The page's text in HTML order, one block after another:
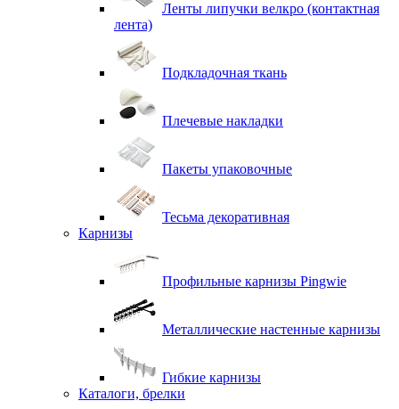
Ленты липучки велкро (контактная
лента)
Подкладочная ткань
Плечевые накладки
Пакеты упаковочные
Тесьма декоративная
Карнизы
Профильные карнизы Pingwie
Металлические настенные карнизы
Гибкие карнизы
Каталоги, брелки